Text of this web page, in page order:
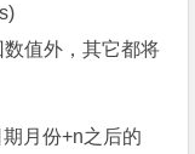
值外，其它都将
月份+n之后的